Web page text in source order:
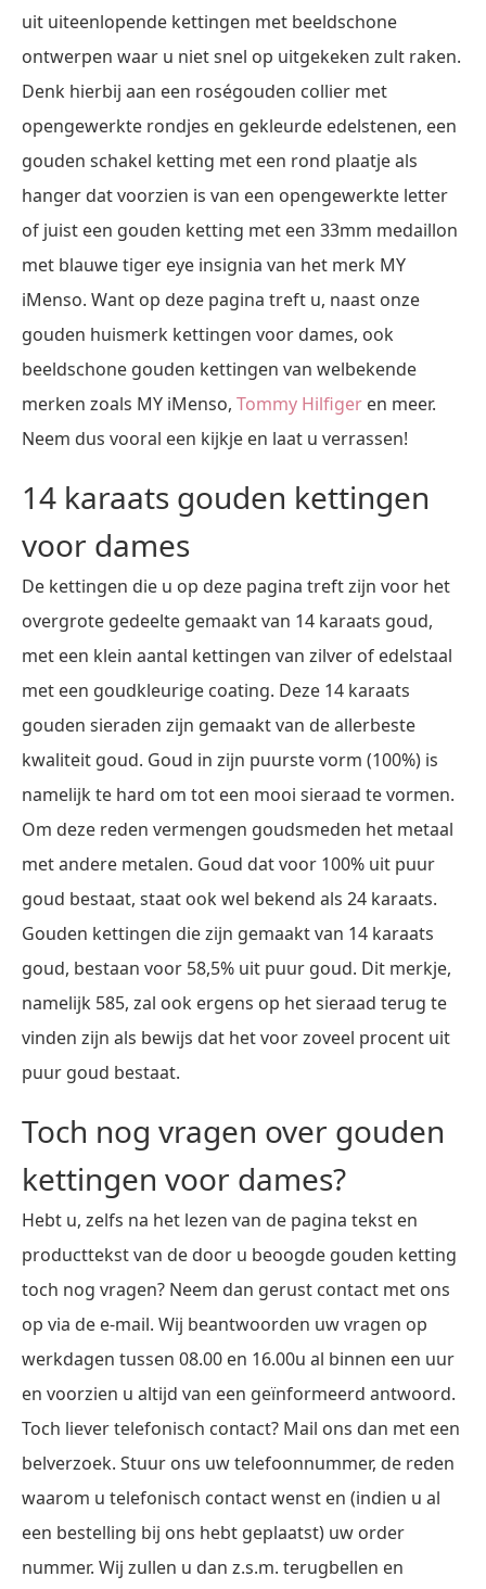
uit uiteenlopende kettingen met beeldschone
ontwerpen waar u niet snel op uitgekeken zult raken.
Denk hierbij aan een roségouden collier met
opengewerkte rondjes en gekleurde edelstenen, een
gouden schakel ketting met een rond plaatje als
hanger dat voorzien is van een opengewerkte letter
of juist een gouden ketting met een 33mm medaillon
met blauwe tiger eye insignia van het merk MY
iMenso. Want op deze pagina treft u, naast onze
gouden huismerk kettingen voor dames, ook
beeldschone gouden kettingen van welbekende
merken zoals MY iMenso, Tommy Hilfiger en meer.
Neem dus vooral een kijkje en laat u verrassen!
14 karaats gouden kettingen
voor dames
De kettingen die u op deze pagina treft zijn voor het
overgrote gedeelte gemaakt van 14 karaats goud,
met een klein aantal kettingen van zilver of edelstaal
met een goudkleurige coating. Deze 14 karaats
gouden sieraden zijn gemaakt van de allerbeste
kwaliteit goud. Goud in zijn puurste vorm (100%) is
namelijk te hard om tot een mooi sieraad te vormen.
Om deze reden vermengen goudsmeden het metaal
met andere metalen. Goud dat voor 100% uit puur
goud bestaat, staat ook wel bekend als 24 karaats.
Gouden kettingen die zijn gemaakt van 14 karaats
goud, bestaan voor 58,5% uit puur goud. Dit merkje,
namelijk 585, zal ook ergens op het sieraad terug te
vinden zijn als bewijs dat het voor zoveel procent uit
puur goud bestaat.
Toch nog vragen over gouden
kettingen voor dames?
Hebt u, zelfs na het lezen van de pagina tekst en
producttekst van de door u beoogde gouden ketting
toch nog vragen? Neem dan gerust contact met ons
op via de e-mail. Wij beantwoorden uw vragen op
werkdagen tussen 08.00 en 16.00u al binnen een uur
en voorzien u altijd van een geïnformeerd antwoord.
Toch liever telefonisch contact? Mail ons dan met een
belverzoek. Stuur ons uw telefoonnummer, de reden
waarom u telefonisch contact wenst en (indien u al
een bestelling bij ons hebt geplaatst) uw order
nummer. Wij zullen u dan z.s.m. terugbellen en